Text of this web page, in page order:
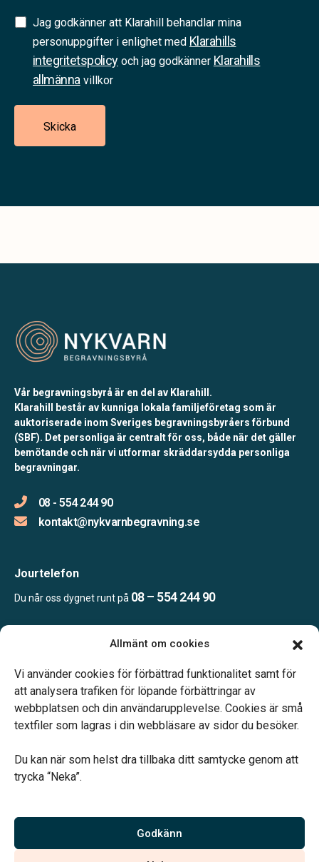
Allmänt om cookies
Vi använder cookies för förbättrad funktionalitet samt för
att analysera trafiken för löpande förbättringar av
webbplatsen och din användarupplevelse. Cookies är små
textfiler som lagras i din webbläsare av sidor du besöker.
Du kan när som helst dra tillbaka ditt samtycke genom att
trycka “Neka”.
Godkänn
Samtycke
(Required)
Jag godkänner att Klarahill behandlar mina
personuppgifter i enlighet med Klarahills
integritetspolicyoch jag godkänner Klarahills
allmännavillkor
Skicka
Vår begravningsbyrå är en del av Klarahill.
Klarahill består av kunniga lokala familjeföretag som är
auktoriserade inom Sveriges begravningsbyråers förbund
(SBF). Det personliga är centralt för oss, både när det gäller
bemötande och när vi utformar skräddarsydda personliga
begravningar.
08 - 554 244 90
kontakt@nykvarnbegravning.se
Jourtelefon
Du når oss dygnet runt på 08 – 554 244 90
Mån & Ons: 13.30 – 16.30
Annan tid efter överenskommelse
Vi är auktoriserade av Sveriges Begravningsbyråers Förbund och